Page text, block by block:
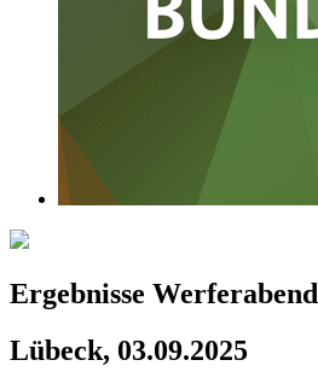
Ergebnisse Werferabend
Lübeck, 03.09.2025